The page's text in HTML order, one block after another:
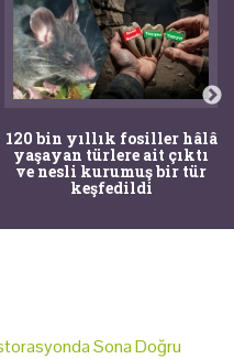
120 bin yıllık fosiller hâlâ
yaşayan türlere ait çıktı
ve nesli kurumuş bir tür
keşfedildi
Sona Doğru